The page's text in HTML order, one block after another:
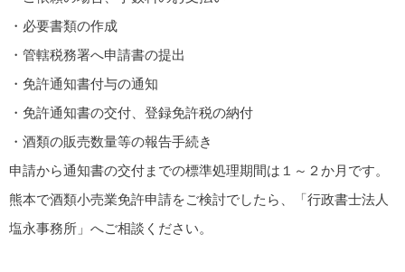
・必要書類の作成
・管轄税務署へ申請書の提出
・免許通知書付与の通知
・免許通知書の交付、登録免許税の納付
・酒類の販売数量等の報告手続き
申請から通知書の交付までの標準処理期間は１～２か月です。
熊本で酒類小売業免許申請をご検討でしたら、「行政書士法人
塩永事務所」へご相談ください。